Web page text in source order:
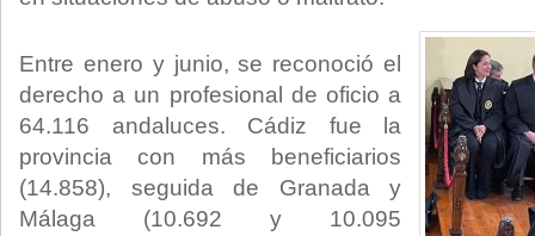
Entre enero y junio, se reconoció el
derecho a un profesional de oficio a
64.116 andaluces. Cádiz fue la
provincia con más beneficiarios
(14.858), seguida de Granada y
Málaga (10.692 y 10.095